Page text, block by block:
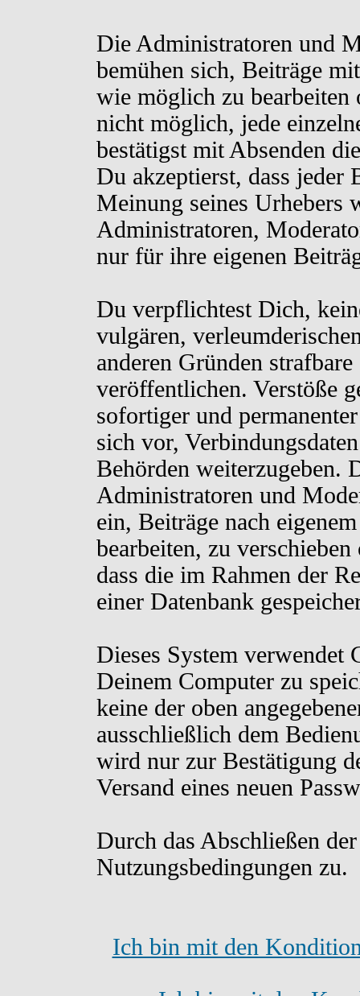
Die Administratoren und
bemühen sich, Beiträge
wie möglich zu bearbeiten
nicht möglich, jede
bestätigst mit Absenden
Du akzeptierst, dass jeder
Meinung seines Urhebers
Administratoren,
nur für ihre eigenen
Du verpflichtest Dich,
vulgären,
anderen Gründen
veröffentlichen. Verstöße
sofortiger und
sich vor,
Behörden weiterzugeben.
Administratoren und
ein, Beiträge nach
bearbeiten, zu
dass die im Rahmen der
einer Datenbank
Dieses System verwendet
Deinem Computer zu
keine der oben
ausschließlich dem
wird nur zur Bestätigung
Versand eines neuen
Durch das Abschließen
Nutzungsbedingungen zu.
Ich bin mit den